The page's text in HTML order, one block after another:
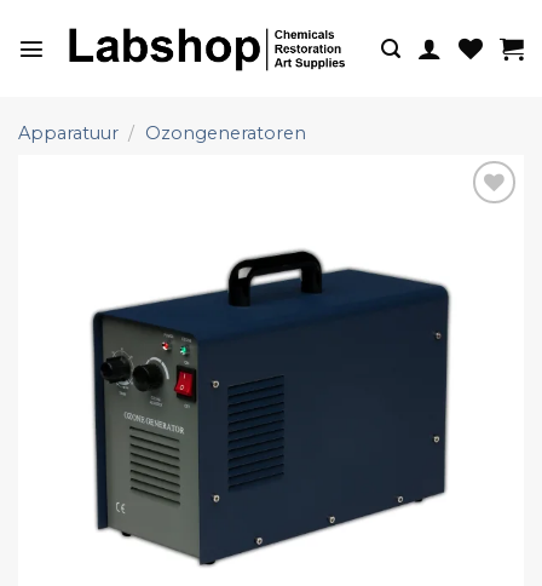
naar
Apparatuur / Ozongeneratoren